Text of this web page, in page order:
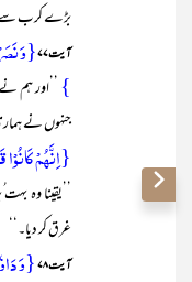
بڑے کرب
آیت ۷۷ {وَ
} ’’اور ہم
جنہوں نے ہماری
{اِنَّہُمۡ کَانُوۡا
’’یقینا
غرق کر دیا۔‘‘
آیت ۷۸ {وَ